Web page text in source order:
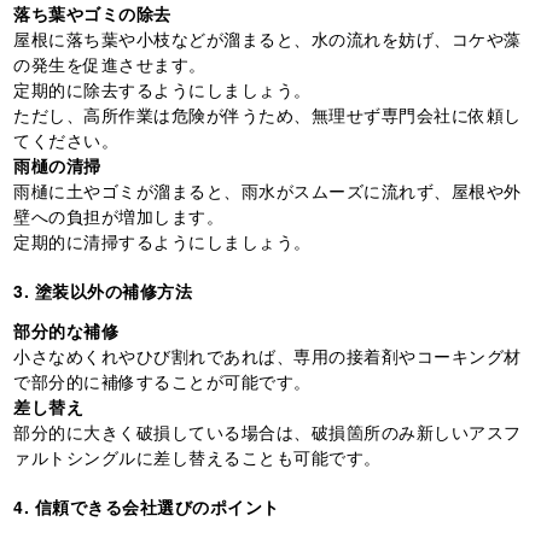
落ち葉やゴミの除去
屋根に落ち葉や小枝などが溜まると、水の流れを妨げ、コケや藻
の発生を促進させます。
定期的に除去するようにしましょう。
ただし、高所作業は危険が伴うため、無理せず専門会社に依頼し
てください。
雨樋の清掃
雨樋に土やゴミが溜まると、雨水がスムーズに流れず、屋根や外
壁への負担が増加します。
定期的に清掃するようにしましょう。
3. 塗装以外の補修方法
部分的な補修
小さなめくれやひび割れであれば、専用の接着剤やコーキング材
で部分的に補修することが可能です。
差し替え
部分的に大きく破損している場合は、破損箇所のみ新しいアスフ
ァルトシングルに差し替えることも可能です。
4. 信頼できる会社選びのポイント